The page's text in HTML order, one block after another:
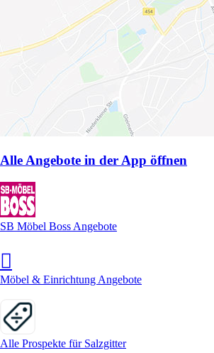
Alle Angebote in der App öffnen
SB Möbel Boss Angebote
Möbel & Einrichtung Angebote
Alle Prospekte für Salzgitter